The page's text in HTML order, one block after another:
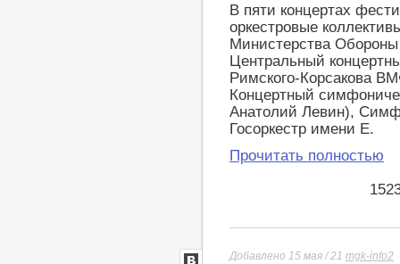
В пяти концертах
оркестровые
Министерства
Центральный
Римского-Корсакова
Концертный
Анатолий Левин),
Госоркестр имени Е.
Прочитать полностью
Добавлено 15 мая / 21 mgk-info2